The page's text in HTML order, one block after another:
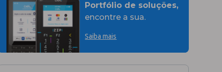
Portfólio de soluções,
encontre a sua.
Saiba mais